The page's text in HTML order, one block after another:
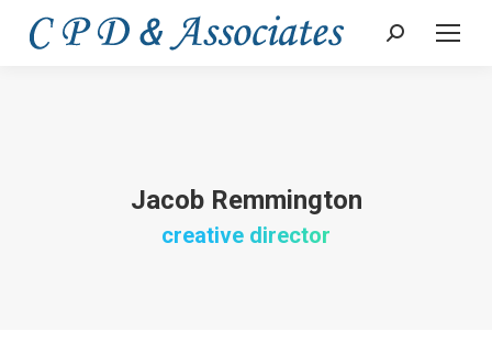
Search:
Jacob Remmington
creative director